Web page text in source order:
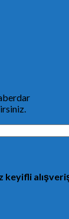
keyifli